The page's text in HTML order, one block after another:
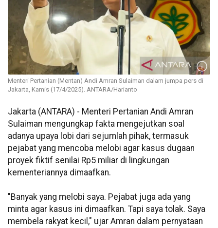
Menteri Pertanian (Mentan) Andi Amran Sulaiman dalam jumpa pers di
Jakarta, Kamis (17/4/2025). ANTARA/Harianto
Jakarta (ANTARA) - Menteri Pertanian Andi Amran
Sulaiman mengungkap fakta mengejutkan soal
adanya upaya lobi dari sejumlah pihak, termasuk
pejabat yang mencoba melobi agar kasus dugaan
proyek fiktif senilai Rp5 miliar di lingkungan
kementeriannya dimaafkan.
"Banyak yang melobi saya. Pejabat juga ada yang
minta agar kasus ini dimaafkan. Tapi saya tolak. Saya
membela rakyat kecil," ujar Amran dalam pernyataan